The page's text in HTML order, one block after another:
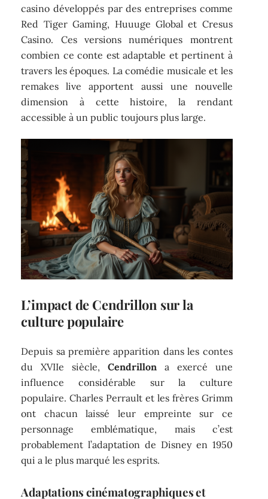
casino développés par des entreprises comme
Red Tiger Gaming, Huuuge Global et Cresus
Casino. Ces versions numériques montrent
combien ce conte est adaptable et pertinent à
travers les époques. La comédie musicale et les
remakes live apportent aussi une nouvelle
dimension à cette histoire, la rendant
accessible à un public toujours plus large.
L’impact de Cendrillon sur la
culture populaire
Depuis sa première apparition dans les contes
du XVIIe siècle, Cendrillon a exercé une
influence considérable sur la culture
populaire. Charles Perrault et les frères Grimm
ont chacun laissé leur empreinte sur ce
personnage emblématique, mais c’est
probablement l’adaptation de Disney en 1950
qui a le plus marqué les esprits.
Adaptations cinématographiques et